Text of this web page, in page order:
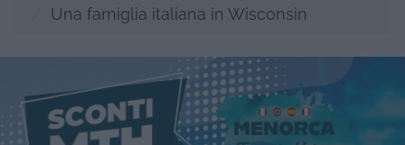
Una famiglia italiana in Wisconsin